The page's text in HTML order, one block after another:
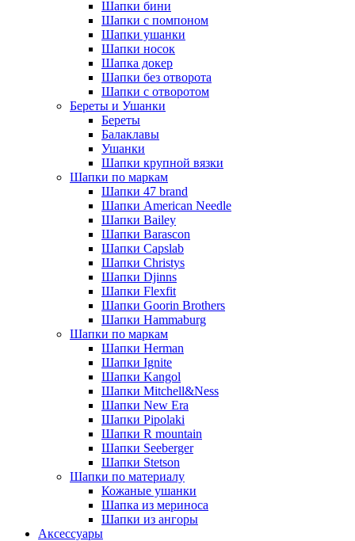
Шапки бини
Шапки с помпоном
Шапки ушанки
Шапки носок
Шапка докер
Шапки без отворота
Шапки с отворотом
Береты и Ушанки
Береты
Балаклавы
Ушанки
Шапки крупной вязки
Шапки по маркам
Шапки 47 brand
Шапки American Needle
Шапки Bailey
Шапки Barascon
Шапки Capslab
Шапки Christys
Шапки Djinns
Шапки Flexfit
Шапки Goorin Brothers
Шапки Hammaburg
Шапки по маркам
Шапки Herman
Шапки Ignite
Шапки Kangol
Шапки Mitchell&Ness
Шапки New Era
Шапки Pipolaki
Шапки R mountain
Шапки Seeberger
Шапки Stetson
Шапки по материалу
Кожаные ушанки
Шапка из мериноса
Шапки из ангоры
Аксессуары